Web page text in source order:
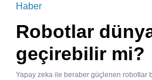
Haber
Robotlar
geçirebilir mi?
Yapay zeka ile beraber güçlenen robotlar